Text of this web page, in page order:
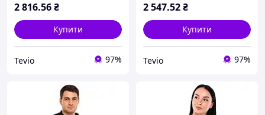
2 816.56₴
Купити
Tevio 97%
2 547.52₴
Купити
Tevio 97%